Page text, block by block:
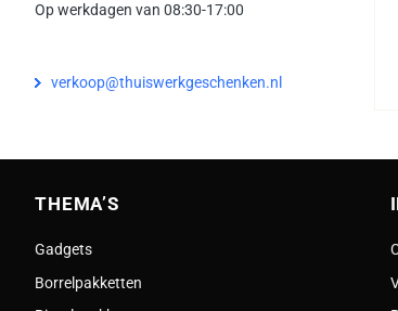
Op werkdagen van 08:30-17:00
verkoop@thuiswerkgeschenken.nl
THEMA’S
Gadgets
Borrelpakketten